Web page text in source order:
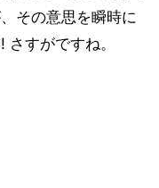
その意思を瞬時に
すがですね。